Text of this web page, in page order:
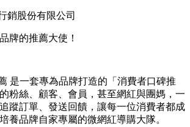
銷股份有限公司
牌的推薦大使！
是一套專為品牌打造的「消費者口碑推
粉絲、顧客、會員，甚至網紅與團媽，一
蹤訂單、發送回饋，讓每一位消費者都成
養品牌自家專屬的微網紅導購大隊。